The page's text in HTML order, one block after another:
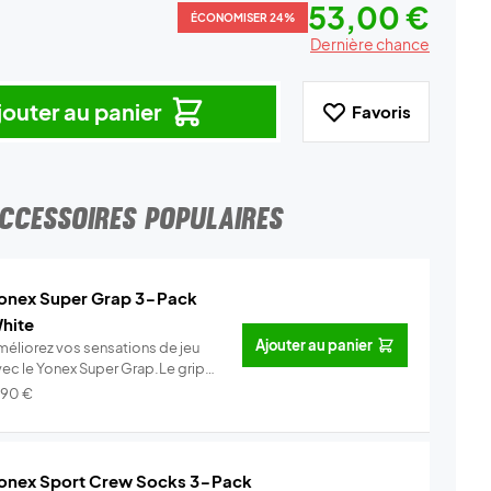
ÉCONOMISER 24% 53,00 €
Dernière chance
au panier Favoris
POPULAIRES
Super Grap 3-Pack
vos sensations de jeu
le Yonex Super Grap.Le grip
Info
€
Ajouter au panier
Sport Crew Socks 3-Pack